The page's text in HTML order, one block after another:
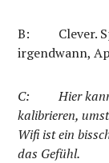
B: Clever.
irgendwann,
C: Hier kannst
kalibrieren,
Wifi ist ein
das Gefühl.